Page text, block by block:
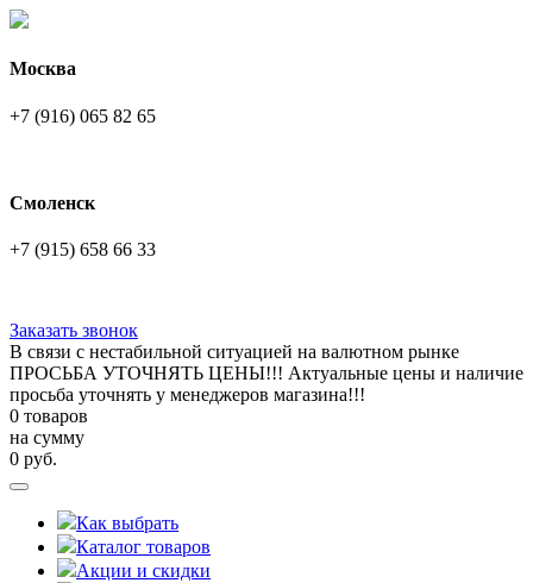
Москва
+7 (916) 065 82 65
Смоленск
+7 (915) 658 66 33
Заказать звонок
В связи с нестабильной ситуацией на валютном рынке
ПРОСЬБА УТОЧНЯТЬ ЦЕНЫ!!! Актуальные цены и наличие
просьба уточнять у менеджеров магазина!!!
0 товаров
на сумму
0 руб.
Как выбрать
Каталог товаров
Акции и скидки